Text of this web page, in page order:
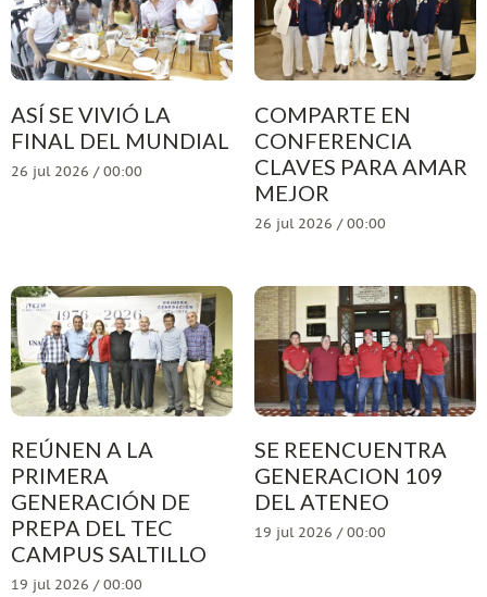
ASÍ SE VIVIÓ LA
FINAL DEL MUNDIAL
26 jul 2026 / 00:00
COMPARTE EN
CONFERENCIA
CLAVES PARA AMAR
MEJOR
26 jul 2026 / 00:00
REÚNEN A LA
PRIMERA
GENERACIÓN DE
PREPA DEL TEC
CAMPUS SALTILLO
19 jul 2026 / 00:00
SE REENCUENTRA
GENERACION 109
DEL ATENEO
19 jul 2026 / 00:00